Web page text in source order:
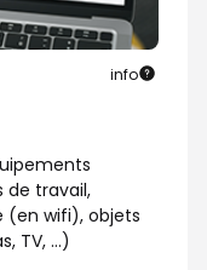
info
de travail,
(en wifi), objets
TV, …)